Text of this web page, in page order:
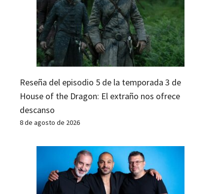
Reseña del episodio 5 de la temporada 3 de
House of the Dragon: El extraño nos ofrece
descanso
8 de agosto de 2026